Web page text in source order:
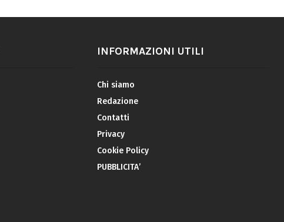
INFORMAZIONI UTILI
Chi siamo
Redazione
Contatti
Privacy
Cookie Policy
PUBBLICITA’